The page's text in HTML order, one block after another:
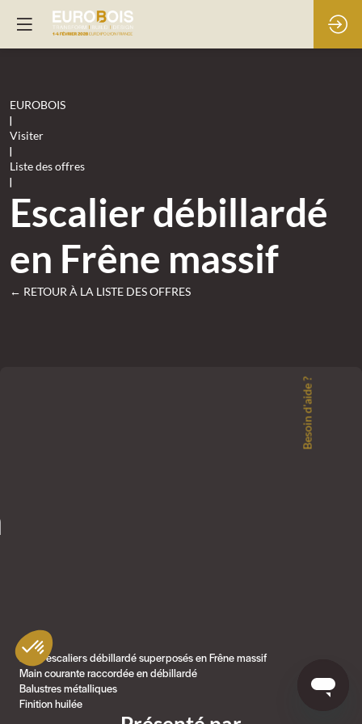
EUROBOIS
|
Visiter
|
Liste des offres
|
Escalier débillardé
en Frêne massif
← RETOUR À LA LISTE DES OFFRES
Deux escaliers débillardé superposés en Frêne massif
Main courante raccordée en débillardé
Balustres métalliques
Finition huilée
Besoin d'aide ?